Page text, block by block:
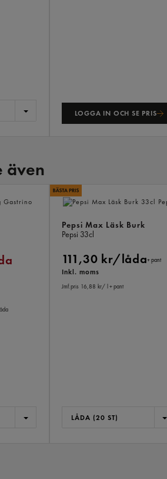
LOGGA IN OCH SE PRIS
även
Pepsi Max Läsk Burk
Pepsi 33cl
111,30 kr/låda+ pant
Inkl. moms
Jmf.pris 16,88 kr/ l+ pant
LÅDA (20 ST)